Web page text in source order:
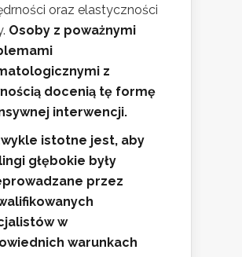
oraz elastyczności
Osoby z poważnymi
z
docenią tę formę
interwencji.
istotne jest, aby
głębokie były
przez
w
warunkach